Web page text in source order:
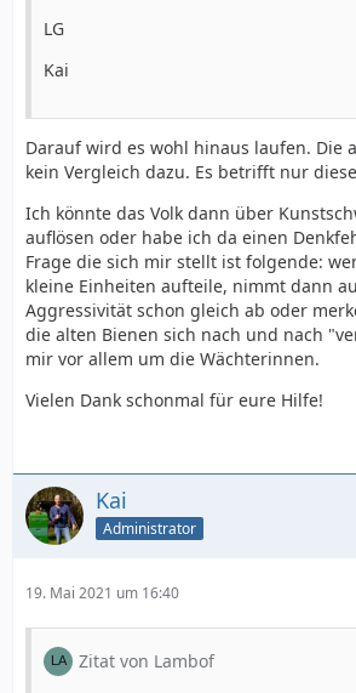
LG
Kai
Darauf wird es wohl hinaus laufen. Die
kein Vergleich dazu. Es betrifft nur
Ich könnte das Volk dann über
auflösen oder habe ich da einen
Frage die sich mir stellt ist folgende:
kleine Einheiten aufteile, nimmt dann
Aggressivität schon gleich ab oder
die alten Bienen sich nach und nach
mir vor allem um die Wächterinnen.
Vielen Dank schonmal für eure Hilfe!
Kai
Administrator
19. Mai 2021 um 16:40
Zitat von Lambof